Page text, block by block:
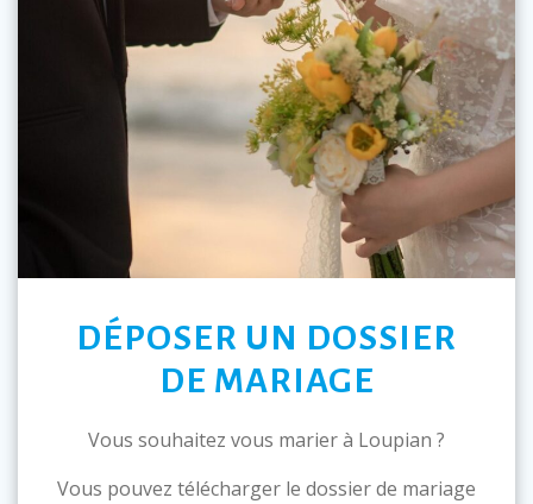
DÉPOSER UN DOSSIER
DE MARIAGE
Vous souhaitez vous marier à Loupian ?
Vous pouvez télécharger le dossier de mariage